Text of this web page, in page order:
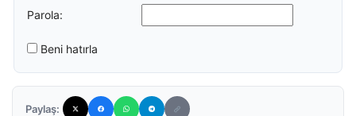
Parola:
Beni hatırla
Paylaş: